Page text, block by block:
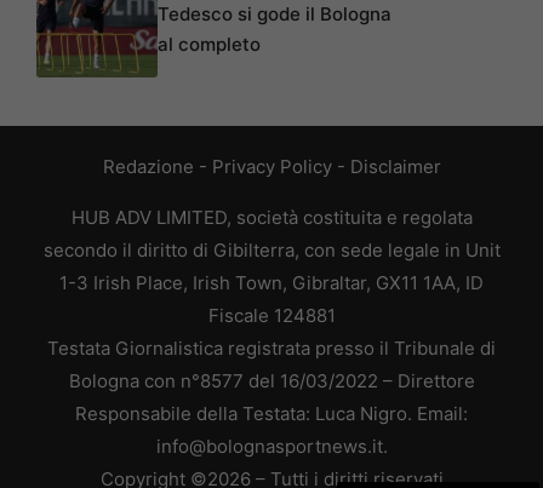
Tedesco si gode il Bologna
al completo
Redazione - Privacy Policy- Disclaimer
HUB ADV LIMITED, società costituita e regolata
secondo il diritto di Gibilterra, con sede legale in Unit
1-3 Irish Place, Irish Town, Gibraltar, GX11 1AA, ID
Fiscale 124881
Testata Giornalistica registrata presso il Tribunale di
Bologna con n°8577 del 16/03/2022 – Direttore
Responsabile della Testata: Luca Nigro. Email:
info@bolognasportnews.it.
Copyright ©2026 – Tutti i diritti riservati